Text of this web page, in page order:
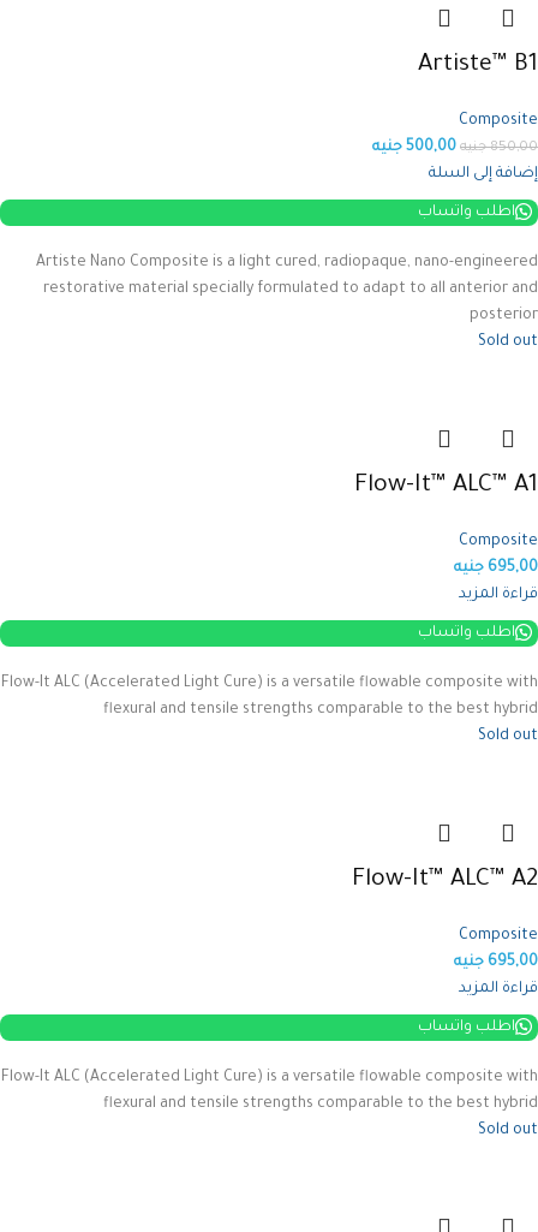
Artiste™ B1
Composite
850,00 جنيه 500,00 جنيه
إضافة إلى السلة
اطلب واتساب
Artiste Nano Composite is a light cured, radiopaque, nano-engineered
restorative material specially formulated to adapt to all anterior and
posterior
Sold out
Flow-It™ ALC™ A1
Composite
695,00 جنيه
قراءة المزيد
اطلب واتساب
Flow-It ALC (Accelerated Light Cure) is a versatile flowable composite with
flexural and tensile strengths comparable to the best hybrid
Sold out
Flow-It™ ALC™ A2
Composite
695,00 جنيه
قراءة المزيد
اطلب واتساب
Flow-It ALC (Accelerated Light Cure) is a versatile flowable composite with
flexural and tensile strengths comparable to the best hybrid
Sold out